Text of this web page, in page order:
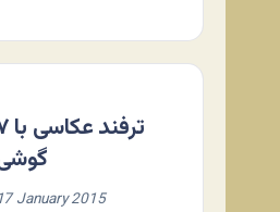
۷
17 January 2015